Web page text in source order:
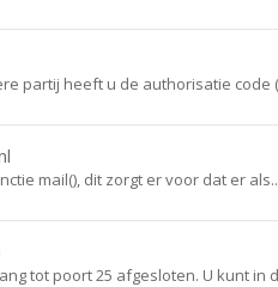
partij heeft u de authorisatie code
mail(), dit zorgt er voor dat er
tot poort 25 afgesloten. U kunt in